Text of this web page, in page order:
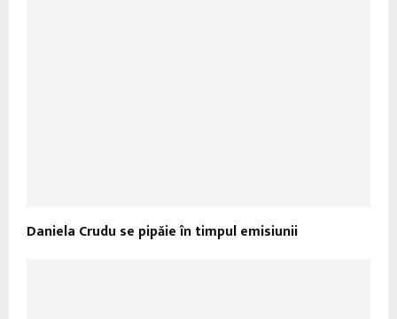
Daniela Crudu se pipăie în timpul emisiunii